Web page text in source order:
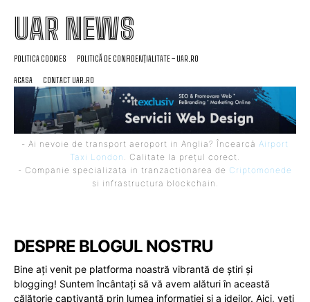
UAR NEWS
POLITICA COOKIES POLITICĂ DE CONFIDENȚIALITATE – UAR.RO
ACASA CONTACT UAR.RO
- Ai nevoie de transport aeroport in Anglia? Încearcă Airport
Taxi London
. Calitate la prețul corect.
- Companie specializata in tranzactionarea de Criptomonede
si infrastructura blockchain.
DESPRE BLOGUL NOSTRU
Bine ați venit pe platforma noastră vibrantă de știri și
blogging! Suntem încântați să vă avem alături în această
călătorie captivantă prin lumea informației și a ideilor. Aici, veți